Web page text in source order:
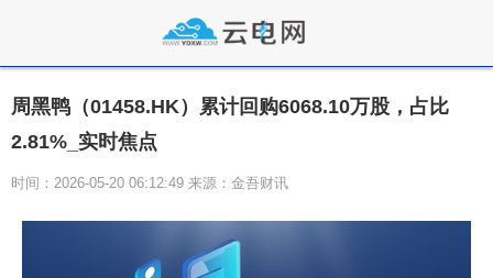
周黑鸭（01458.HK）累计回购6068.10万股，占比
2.81%_实时焦点
时间：2026-05-20 06:12:49 来源：金吾财讯